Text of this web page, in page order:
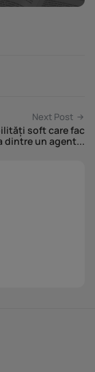
Next Post
soft care fac
dintre un agent...